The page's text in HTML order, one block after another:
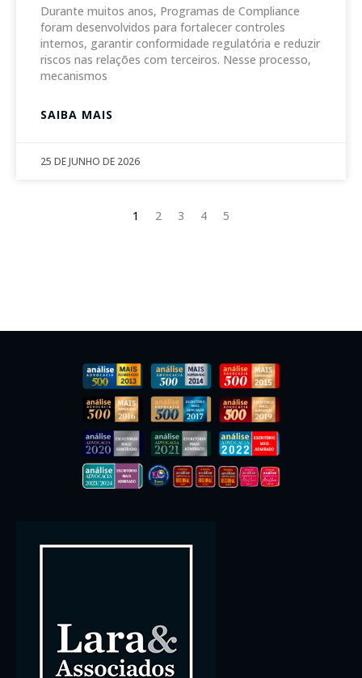
Durante muitos anos, Programas de Compliance
foram desenvolvidos para fortalecer controles
internos, garantir conformidade regulatória e reduzir
riscos nas relações com terceiros. Nesse processo,
mecanismos
SAIBA MAIS
25 DE JUNHO DE 2026
1 2 3 4 5